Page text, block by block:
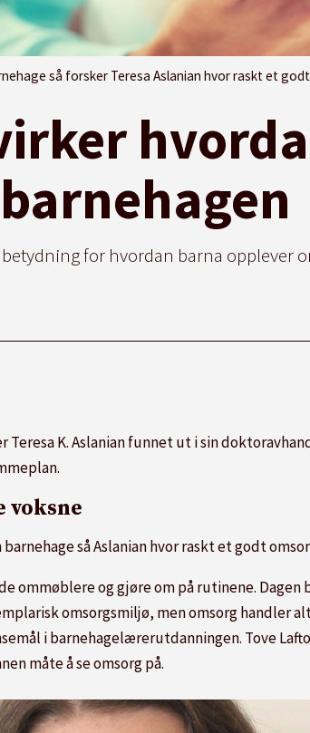
så forsker Teresa Aslanian hvor raskt et
for hvordan barna opplever
Teresa K. Aslanian funnet ut i sin
voksne
så Aslanian hvor raskt et godt
ommøblere og gjøre om på rutinene.
omsorgsmiljø, men omsorg handler
i barnehagelærerutdanningen. Tove
måte å se omsorg på.